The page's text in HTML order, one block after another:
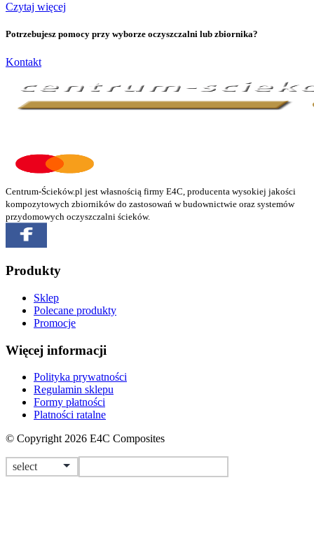
Czytaj więcej
Potrzebujesz pomocy przy wyborze oczyszczalni lub zbiornika?
Kontakt
Centrum-Ścieków.pl jest własnością firmy E4C, producenta wysokiej jakości
kompozytowych zbiorników do zastosowań w budownictwie oraz systemów
przydomowych oczyszczalni ścieków.
Produkty
Sklep
Polecane produkty
Promocje
Więcej informacji
Polityka prywatności
Regulamin sklepu
Formy płatności
Platności ratalne
© Copyright 2026 E4C Composites